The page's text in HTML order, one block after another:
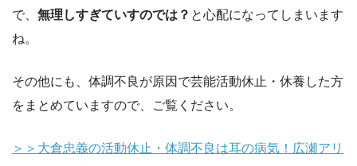
で、 無理しすぎていすのでは？ と心配になってしまいます
ね。
その他にも、体調不良が原因で芸能活動休止・休養した方
をまとめていますので、ご覧ください。
＞＞大倉忠義の活動休止・体調不良は耳の病気！広瀬アリ